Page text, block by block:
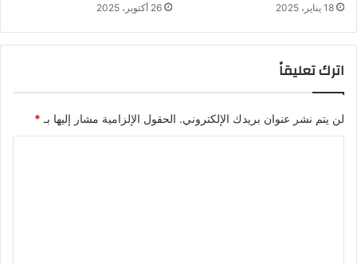
18 يناير، 2025 26 أكتوبر، 2025
اترك تعليقاً
لن يتم نشر عنوان بريدك الإلكتروني. الحقول الإلزامية مشار إليها بـ *